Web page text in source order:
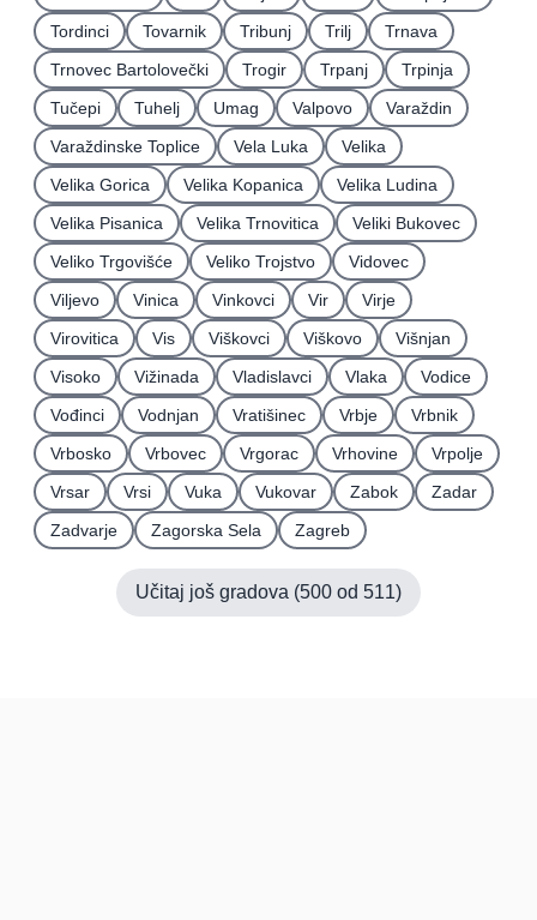
Tordinci
Tovarnik Tribunj Trilj
Trnava
Trnovec Bartolovečki
Trogir Trpanj
Trpinja
Tučepi
Tuhelj Umag Valpovo
Varaždin
Varaždinske Toplice
Vela Luka
Velika
Velika Gorica
Velika Kopanica
Velika Ludina
Velika Pisanica
Velika Trnovitica
Veliki Bukovec
Veliko Trgovišće
Veliko Trojstvo
Vidovec
Viljevo
Vinica Vinkovci Vir
Virje
Virovitica
Vis Viškovci Viškovo
Višnjan
Visoko
Vižinada Vladislavci Vlaka
Vodice
Vođinci
Vodnjan Vratišinec Vrbje
Vrbnik
Vrbosko
Vrbovec Vrgorac Vrhovine
Vrpolje
Vrsar
Vrsi Vuka Vukovar Zabok
Zadar
Zadvarje
Zagorska Sela Zagreb
Učitaj još gradova (500 od 511)